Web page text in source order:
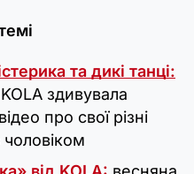
та дикі танці:
здивувала
про свої різні
чоловіком